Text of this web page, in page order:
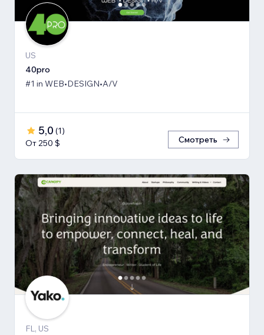
US
40pro
#1 in WEB•DESIGN•A/V
5,0 (1)
От 250 $
Смотреть
FL, US